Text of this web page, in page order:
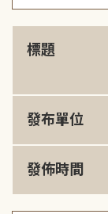
標題
發布單位
發佈時間